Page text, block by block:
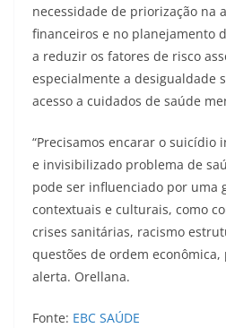
necessidade de priorização na
financeiros e no planejamento
a reduzir os fatores de risco
especialmente a desigualdade
acesso a cuidados de saúde
“Precisamos encarar o suicídio
e invisibilizado problema de
pode ser influenciado por uma
contextuais e culturais, como
crises sanitárias, racismo
questões de ordem econômica,
alerta. Orellana.
Fonte: EBC SAÚDE